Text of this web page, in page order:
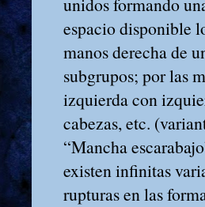
espacio disponible
manos derecha de
subgrupos; por las
izquierda con
cabezas, etc.
“Mancha
existen infinitas
rupturas en las